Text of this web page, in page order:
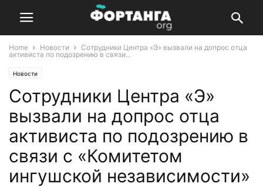
Home Новости
Сотрудники Центра «Э» вызвали на допрос отца
активиста по подозрению в связи...
Новости
Сотрудники Центра «Э»
вызвали на допрос отца
активиста по подозрению в
связи с «Комитетом
ингушской независимости»